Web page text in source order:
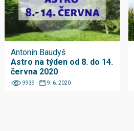
Antonín Baudyš
Astro na týden od 8. do 14.
června 2020
9939 9. 6. 2020